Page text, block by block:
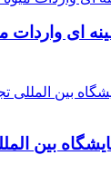
ای واردات
بین